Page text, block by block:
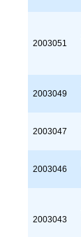
2003051
2003049
2003047
2003046
2003043